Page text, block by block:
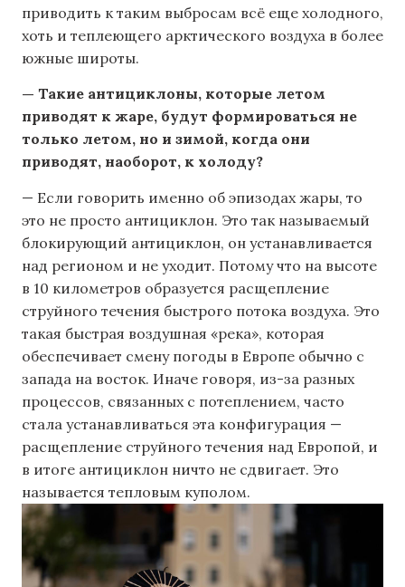
приводить к таким выбросам всё еще холодного,
хоть и теплеющего арктического воздуха в более
южные широты.
— Такие антициклоны, которые летом
приводят к жаре, будут формироваться не
только летом, но и зимой, когда они
приводят, наоборот, к холоду?
— Если говорить именно об эпизодах жары, то
это не просто антициклон. Это так называемый
блокирующий антициклон, он устанавливается
над регионом и не уходит. Потому что на высоте
в 10 километров образуется расщепление
струйного течения быстрого потока воздуха. Это
такая быстрая воздушная «река», которая
обеспечивает смену погоды в Европе обычно с
запада на восток. Иначе говоря, из-за разных
процессов, связанных с потеплением, часто
стала устанавливаться эта конфигурация —
расщепление струйного течения над Европой, и
в итоге антициклон ничто не сдвигает. Это
называется тепловым куполом.